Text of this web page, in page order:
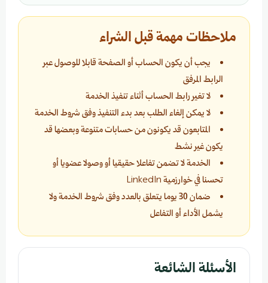
ملاحظات مهمة قبل الشراء
يجب أن يكون الحساب أو الصفحة قابلا للوصول عبر
الرابط المرفق
لا تغير رابط الحساب أثناء تنفيذ الخدمة
لا يمكن إلغاء الطلب بعد بدء التنفيذ وفق شروط الخدمة
المتابعون قد يكونون من حسابات متنوعة وبعضها قد
يكون غير نشط
الخدمة لا تضمن تفاعلا حقيقيا أو وصولا عضويا أو
تحسنا في خوارزمية LinkedIn
ضمان 30 يوما يتعلق بالعدد وفق شروط الخدمة ولا
يشمل الأداء أو التفاعل
الأسئلة الشائعة